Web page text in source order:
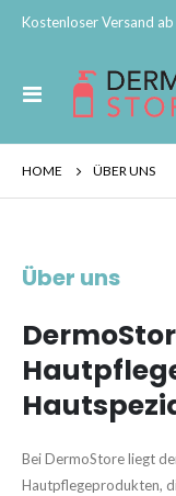
Kostenloser Versand
Navigation
umschalten
HOME ÜBER UNS
Über uns
Bei DermoStore liegt
Hautpflegeprodukten,